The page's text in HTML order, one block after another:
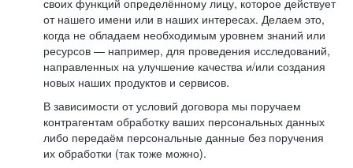
своих функций определённому лицу, которое действует
от нашего имени или в наших интересах. Делаем это,
когда не обладаем необходимым уровнем знаний или
ресурсов — например, для проведения исследований,
направленных на улучшение качества и/или создания
новых наших продуктов и сервисов.
В зависимости от условий договора мы поручаем
контрагентам обработку ваших персональных данных
либо передаём персональные данные без поручения
их обработки (так тоже можно).